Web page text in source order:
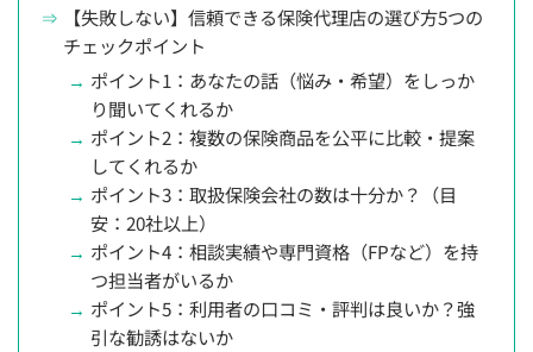
【失敗しない】信頼できる保険代理店の選び方5つの
チェックポイント
ポイント1：あなたの話（悩み・希望）をしっか
り聞いてくれるか
ポイント2：複数の保険商品を公平に比較・提案
してくれるか
ポイント3：取扱保険会社の数は十分か？（目
安：20社以上）
ポイント4：相談実績や専門資格（FPなど）を持
つ担当者がいるか
ポイント5：利用者の口コミ・評判は良いか？強
引な勧誘はないか